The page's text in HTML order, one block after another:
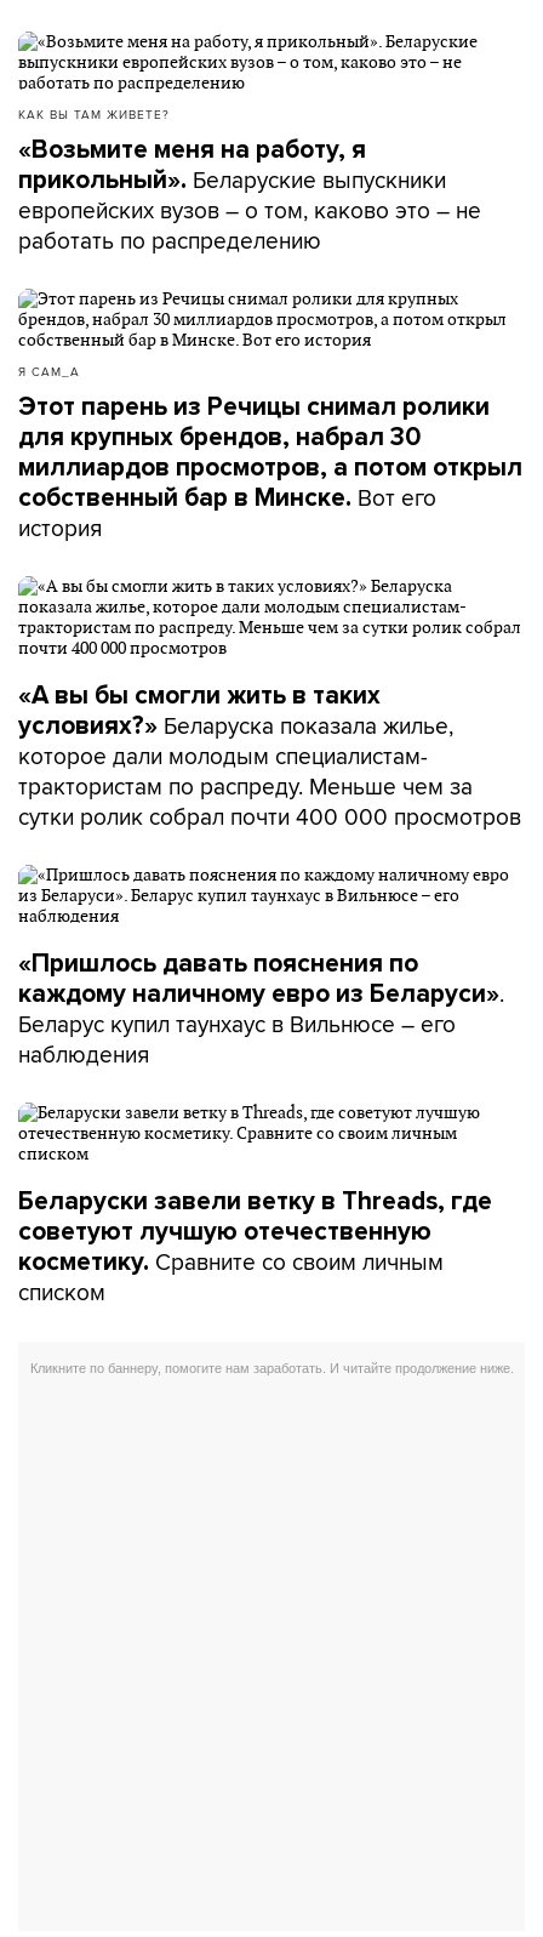
КАК ВЫ ТАМ ЖИВЕТЕ?
«Возьмите меня на работу, я
прикольный». Беларуские выпускники
европейских вузов – о том, каково это – не
работать по распределению
Я САМ_А
Этот парень из Речицы снимал ролики
для крупных брендов, набрал 30
миллиардов просмотров, а потом открыл
собственный бар в Минске. Вот его
история
«А вы бы смогли жить в таких
условиях?» Беларуска показала жилье,
которое дали молодым специалистам-
трактористам по распреду. Меньше чем за
сутки ролик собрал почти 400 000 просмотров
«Пришлось давать пояснения по
каждому наличному евро из Беларуси».
Беларус купил таунхаус в Вильнюсе – его
наблюдения
Беларуски завели ветку в Threads, где
советуют лучшую отечественную
косметику. Сравните со своим личным
списком